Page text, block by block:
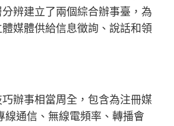
辨建立了兩個綜合辦事臺，為
媒體供給信息徵詢、說話和領
事相當周全，包含為注冊媒
線通信、無線電頻率、轉播會